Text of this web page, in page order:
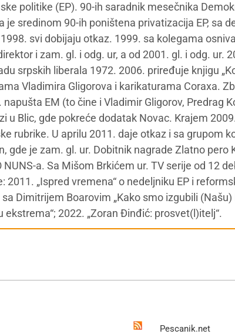
politike (EP). 90-ih saradnik mesečnika
je sredinom 90-ih poništena privatizacija EP, sa
svi dobijaju otkaz. 1999. sa kolegama
i zam. gl. i odg. ur, a od 2001. gl. i odg. ur.
srpskih liberala 1972. 2006. priređuje knjigu
Vladimira Gligorova i karikaturama Coraxa.
EM (to čine i Vladimir Gligorov, Predrag
u Blic, gde pokreće dodatak Novac. Krajem
rubrike. U aprilu 2011. daje otkaz i sa grupom
gde je zam. gl. ur. Dobitnik nagrade Zlatno pero
NUNS-a. Sa Mišom Brkićem ur. TV serije od 12
2011. „Ispred vremena“ o nedeljniku EP i
Dimitrijem Boarovim „Kako smo izgubili (Našu)
ekstrema“; 2022. „Zoran Đinđić: prosvet(l)itelj“.
Pescanik.net